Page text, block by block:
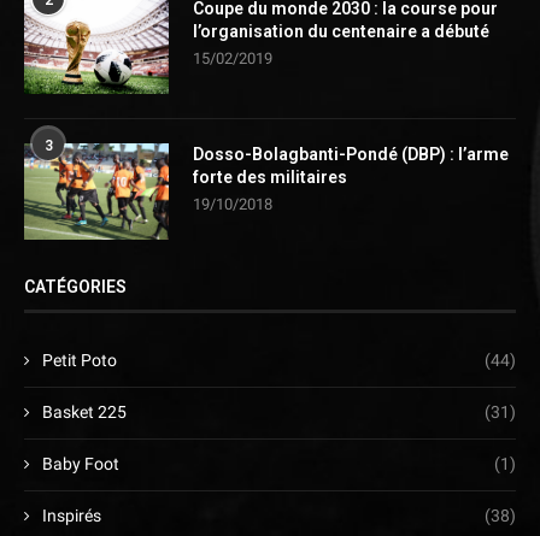
Coupe du monde 2030 : la course pour
l’organisation du centenaire a débuté
15/02/2019
3
Dosso-Bolagbanti-Pondé (DBP) : l’arme
forte des militaires
19/10/2018
CATÉGORIES
Petit Poto (44)
Basket 225 (31)
Baby Foot (1)
Inspirés (38)